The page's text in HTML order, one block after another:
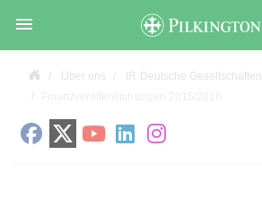

Über uns IR Deutsche Gesellschaften